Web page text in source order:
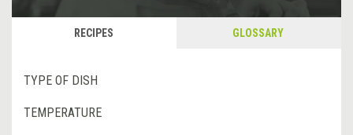
RECIPES GLOSSARY
TYPE OF DISH
TEMPERATURE